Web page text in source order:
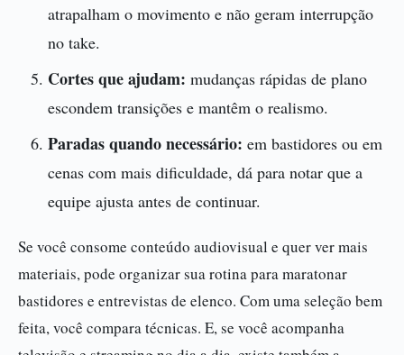
atrapalham o movimento e não geram interrupção
no take.
Cortes que ajudam: mudanças rápidas de plano
escondem transições e mantêm o realismo.
Paradas quando necessário: em bastidores ou em
cenas com mais dificuldade, dá para notar que a
equipe ajusta antes de continuar.
Se você consome conteúdo audiovisual e quer ver mais
materiais, pode organizar sua rotina para maratonar
bastidores e entrevistas de elenco. Com uma seleção bem
feita, você compara técnicas. E, se você acompanha